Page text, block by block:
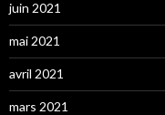
juin 2021
mai 2021
avril 2021
mars 2021